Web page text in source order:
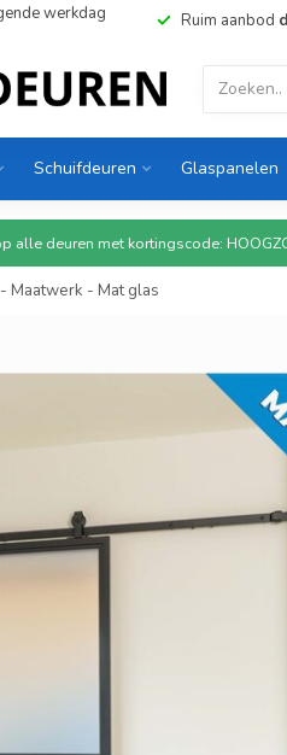
werkdag Ruim aanbod
Schuifdeuren Glaspanelen
alle deuren met kortingscode:
Maatwerk - Mat glas